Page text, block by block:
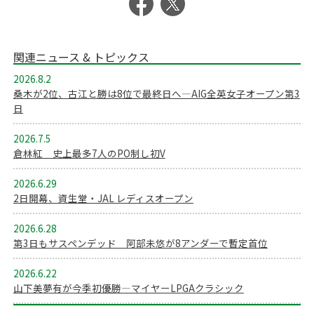
関連ニュース & トピックス
2026.8.2
桑木が2位、古江と勝は8位で最終日へ―AIG全英女子オープン第3
日
2026.7.5
倉林紅 史上最多7人のPO制し初V
2026.6.29
2日開幕、資生堂・JAL レディスオープン
2026.6.28
第3日もサスペンデッド 阿部未悠が8アンダーで暫定首位
2026.6.22
山下美夢有が今季初優勝―マイヤーLPGAクラシック